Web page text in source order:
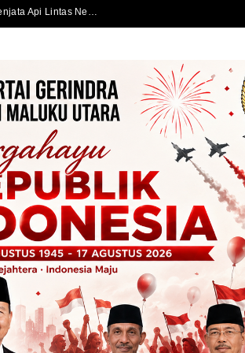
Satlantas Polres Halmahera Selatan Atur Lalu Lintas di SPBU Bacan, Arus Kendaraan Tetap Lancar